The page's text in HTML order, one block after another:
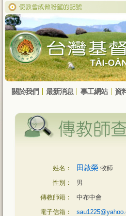
關於我們 最新消息 事工網站 資
姓名： 田啟榮 牧師
性別：
男
傳教師籍：
中布中會
電子信箱：